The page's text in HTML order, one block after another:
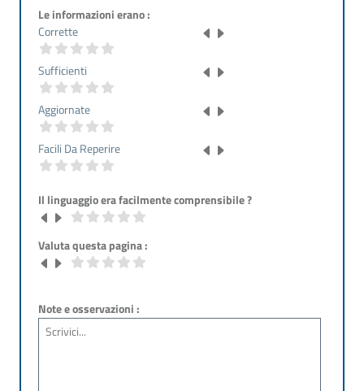
Le informazioni erano :
Corrette
Sufficienti
Aggiornate
Facili Da Reperire
Il linguaggio era facilmente comprensibile ?
Valuta questa pagina :
Note e osservazioni :